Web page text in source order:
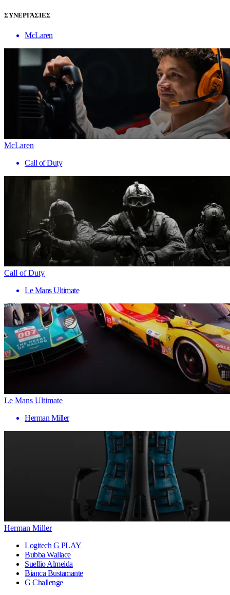
ΣΥΝΕΡΓΑΣΙΕΣ
McLaren
McLaren
Call of Duty
Call of Duty
Le Mans Ultimate
Le Mans Ultimate
Herman Miller
Herman Miller
Logitech G PLAY
Bubba Wallace
Suellio Almeida
Bianca Bustamante
G Challenge